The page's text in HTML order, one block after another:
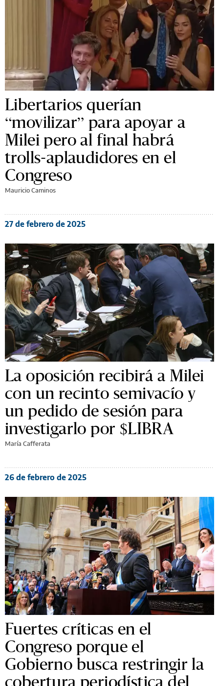
Libertarios querían
“movilizar” para apoyar a
Milei pero al final habrá
trolls-aplaudidores en el
Congreso
Mauricio Caminos
27 de febrero de 2025
La oposición recibirá a Milei
con un recinto semivacío y
un pedido de sesión para
investigarlo por $LIBRA
María Cafferata
26 de febrero de 2025
Fuertes críticas en el
Congreso porque el
Gobierno busca restringir la
cobertura periodística del